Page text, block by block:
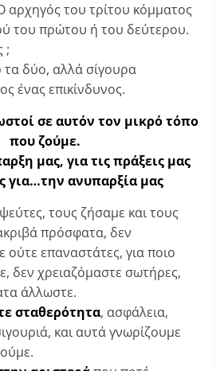
αρχηγός του τρίτου κόμματος
του πρώτου ή του δεύτερου.
;
τα δύο, αλλά σίγουρα
ένας επικίνδυνος.
σεαυτόν τον μικρό τόπο
που ζούμε.
μας, για τις πράξεις μας
για…την ανυπαρξία μας
τους ζήσαμε και τους
πρόσφατα, δεν
ούτε επαναστάτες, για ποιο
δεν χρειαζόμαστε σωτήρες,
άλλωστε.
σταθερότητα, ασφάλεια,
και αυτά γνωρίζουμε